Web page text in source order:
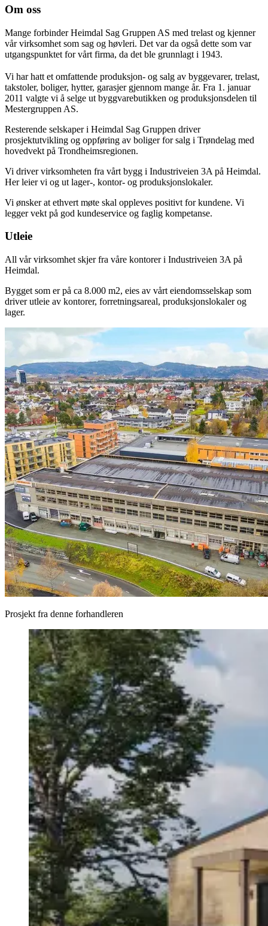
Om oss
Mange forbinder Heimdal Sag Gruppen AS med trelast og kjenner
vår virksomhet som sag og høvleri. Det var da også dette som var
utgangspunktet for vårt firma, da det ble grunnlagt i 1943.
Vi har hatt et omfattende produksjon- og salg av byggevarer, trelast,
takstoler, boliger, hytter, garasjer gjennom mange år. Fra 1. januar
2011 valgte vi å selge ut byggvarebutikken og produksjonsdelen til
Mestergruppen AS.
Resterende selskaper i Heimdal Sag Gruppen driver
prosjektutvikling og oppføring av boliger for salg i Trøndelag med
hovedvekt på Trondheimsregionen.
Vi driver virksomheten fra vårt bygg i Industriveien 3A på Heimdal.
Her leier vi og ut lager-, kontor- og produksjonslokaler.
Vi ønsker at ethvert møte skal oppleves positivt for kundene. Vi
legger vekt på god kundeservice og faglig kompetanse.
Utleie
All vår virksomhet skjer fra våre kontorer i Industriveien 3A på
Heimdal.
Bygget som er på ca 8.000 m2, eies av vårt eiendomsselskap som
driver utleie av kontorer, forretningsareal, produksjonslokaler og
lager.
Prosjekt fra denne forhandleren